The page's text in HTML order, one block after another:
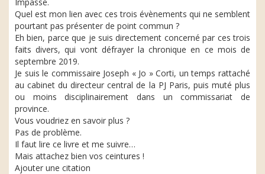
Quel est mon lien avec ces trois évènements qui ne semblent
pourtant pas présenter de point commun ?
Eh bien, parce que je suis directement concerné par ces trois
faits divers, qui vont défrayer la chronique en ce mois de
septembre 2019.
Je suis le commissaire Joseph « Jo » Corti, un temps rattaché
au cabinet du directeur central de la PJ Paris, puis muté plus
ou moins disciplinairement dans un commissariat de
province.
Vous voudriez en savoir plus ?
Pas de problème.
Il faut lire ce livre et me suivre…
Mais attachez bien vos ceintures !
Ajouter une citation